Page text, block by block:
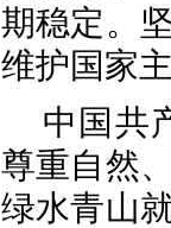
期稳定。
维护国家
中国共
尊重自然
绿水青山